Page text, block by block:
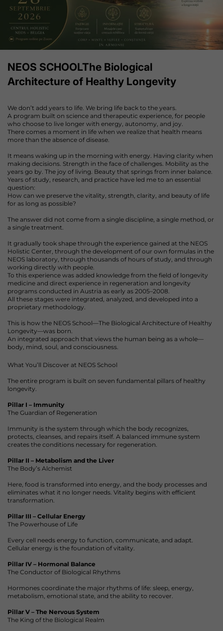
NEOS SCHOOLThe Biological
Architecture of Healthy Longevity
We don’t add years to life. We bring life back to the years.
A program built on science and therapeutic experience, for people
who choose to live longer with energy, autonomy, and joy.
There comes a moment in life when we realize that health means
more than the absence of disease.
It means waking up in the morning with energy. Having clarity when
making decisions. Strength in the face of challenges. Mobility as the
years go by. The joy of living. Beauty that springs from inner balance.
Years of study, research, and practice have led me to an essential
question:
How can we preserve the vitality, strength, clarity, and beauty of life
for as long as possible?
The answer did not come from a single discipline, a single method, or
a single treatment.
It gradually took shape through the experience gained at the NEOS
Holistic Center, through the development of our own formulas in the
NEOS laboratory, through thousands of hours of study, and through
working directly with people.
To this experience was added knowledge from the field of longevity
medicine and direct experience in regeneration and longevity
programs conducted in Austria as early as 2005–2008.
All these stages were integrated, analyzed, and developed into a
proprietary methodology.
This is how the NEOS School—The Biological Architecture of Healthy
Longevity—was born.
An integrated approach that views the human being as a whole—
body, mind, soul, and consciousness.
What You’ll Discover at NEOS School
The entire program is built on seven fundamental pillars of healthy
longevity.
Pillar I – Immunity
The Guardian of Regeneration
Immunity is the system through which the body recognizes,
protects, cleanses, and repairs itself. A balanced immune system
creates the conditions necessary for regeneration.
Pillar II – Metabolism and the Liver
The Body’s Alchemist
Here, food is transformed into energy, and the body processes and
eliminates what it no longer needs. Vitality begins with efficient
transformation.
Pillar III – Cellular Energy
The Powerhouse of Life
Every cell needs energy to function, communicate, and adapt.
Cellular energy is the foundation of vitality.
Pillar IV – Hormonal Balance
The Conductor of Biological Rhythms
Hormones coordinate the major rhythms of life: sleep, energy,
metabolism, emotional state, and the ability to recover.
Pillar V – The Nervous System
The King of the Biological Realm